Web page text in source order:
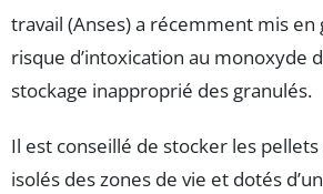
travail (Anses) a récemment mis en
risque d’intoxication au monoxyde
stockage inapproprié des granulés.
Il est conseillé de stocker les
isolés des zones de vie et dotés